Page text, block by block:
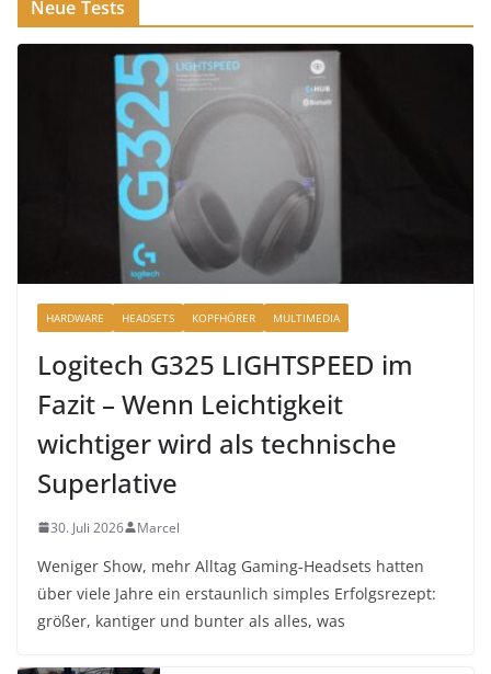
Neue Tests
HARDWARE HEADSETS KOPFHÖRER MULTIMEDIA
Logitech G325 LIGHTSPEED im
Fazit – Wenn Leichtigkeit
wichtiger wird als technische
Superlative
30. Juli 2026 Marcel
Weniger Show, mehr Alltag Gaming-Headsets hatten
über viele Jahre ein erstaunlich simples Erfolgsrezept:
größer, kantiger und bunter als alles, was